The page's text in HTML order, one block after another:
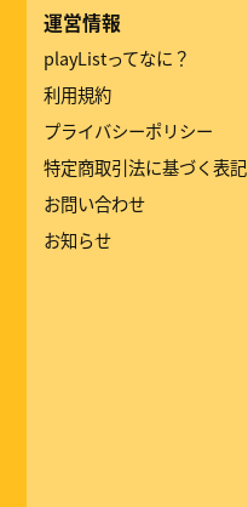
運営情報
playListってなに？
利用規約
プライバシーポリシー
特定商取引法に基づく表記
お問い合わせ
お知らせ